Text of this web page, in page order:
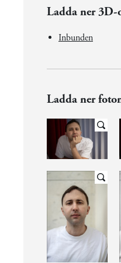
Ladda ner 3D-
Inbunden
Ladda ner